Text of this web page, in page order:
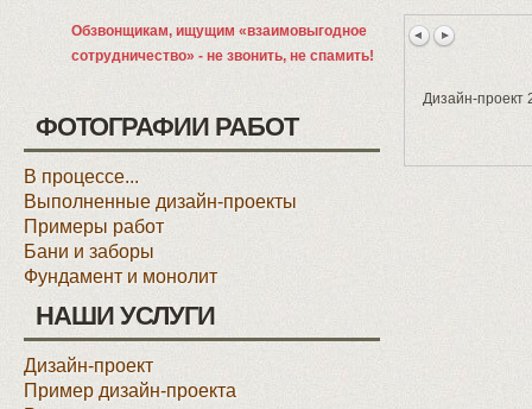
Обзвонщикам, ищущим «взаимовыгодное
сотрудничество» - не звонить, не спамить!
ФОТОГРАФИИ РАБОТ
В процессе...
Выполненные дизайн-проекты
Примеры работ
Бани и заборы
Фундамент и монолит
НАШИ УСЛУГИ
Дизайн-проект
Пример дизайн-проекта
Дизайн-проект